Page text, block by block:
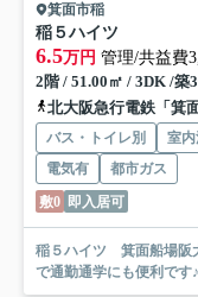
箕面市稲
稲５ハイツ
6.5万円 管理/共益費
2階 / 51.00㎡ / 3DK /築
北大阪急行電鉄「箕
バス・トイレ別 室
電気有
都市ガス
敷0 即入居可
稲５ハイツ 箕面船場阪
で通勤通学にも便利です